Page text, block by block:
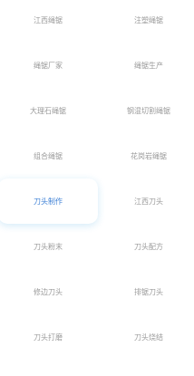
江西绳锯 注塑绳锯
绳锯厂家 绳锯生产
大理石绳锯 钢混切割绳锯
组合绳锯 花岗岩绳锯
刀头制作 江西刀头
刀头粉末 刀头配方
修边刀头 排锯刀头
刀头打磨 刀头烧结